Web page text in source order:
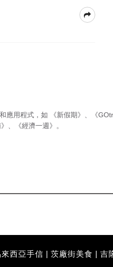
應用程式，如 《新假期》
《
《經濟一週》 。
來西亞手信 茨廠街美食
吉